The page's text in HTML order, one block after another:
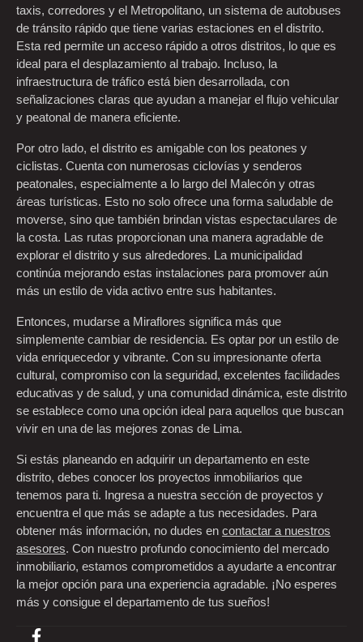
taxis, corredores y el Metropolitano, un sistema de autobuses
de tránsito rápido que tiene varias estaciones en el distrito.
Esta red permite un acceso rápido a otros distritos, lo que es
ideal para el desplazamiento al trabajo. Incluso, la
infraestructura de tráfico está bien desarrollada, con
señalizaciones claras que ayudan a manejar el flujo vehicular
y peatonal de manera eficiente.
Por otro lado, el distrito es amigable con los peatones y
ciclistas. Cuenta con numerosas ciclovías y senderos
peatonales, especialmente a lo largo del Malecón y otras
áreas turísticas. Esto no solo ofrece una forma saludable de
moverse, sino que también brindan vistas espectaculares de
la costa. Las rutas proporcionan una manera agradable de
explorar el distrito y sus alrededores. La municipalidad
continúa mejorando estas instalaciones para promover aún
más un estilo de vida activo entre sus habitantes.
Entonces, mudarse a Miraflores significa más que
simplemente cambiar de residencia. Es optar por un estilo de
vida enriquecedor y vibrante. Con su impresionante oferta
cultural, compromiso con la seguridad, excelentes facilidades
educativas y de salud, y una comunidad dinámica, este distrito
se establece como una opción ideal para aquellos que buscan
vivir en una de las mejores zonas de Lima.
Si estás planeando en adquirir un departamento en este
distrito, debes conocer los proyectos inmobiliarios que
tenemos para ti. Ingresa a nuestra sección de proyectos y
encuentra el que más se adapte a tus necesidades. Para
obtener más información, no dudes en contactar a nuestros
asesores. Con nuestro profundo conocimiento del mercado
inmobiliario, estamos comprometidos a ayudarte a encontrar
la mejor opción para una experiencia agradable. ¡No esperes
más y consigue el departamento de tus sueños!